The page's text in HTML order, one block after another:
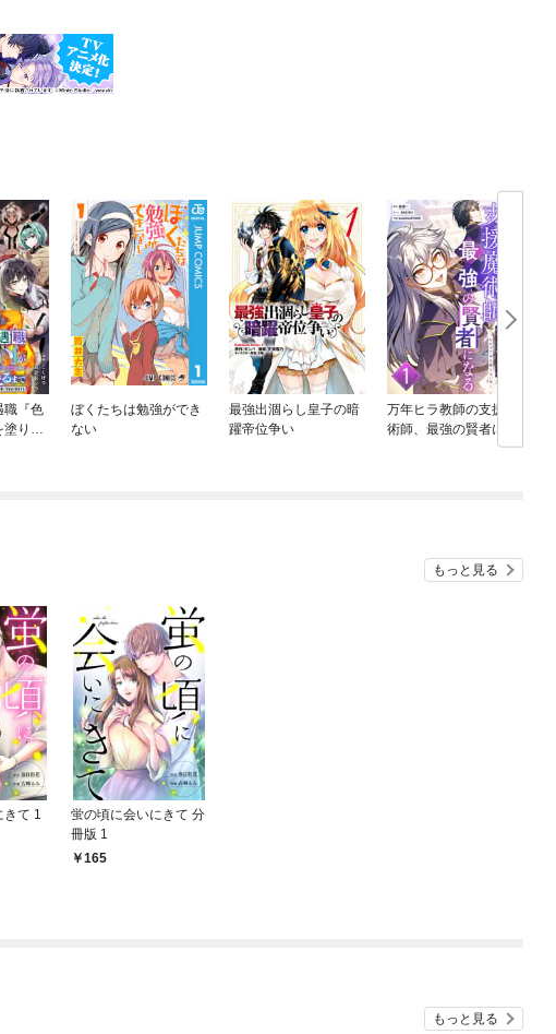
職『色
り替
ぼくたちは勉強ができ
ない
最強出涸らし皇子の暗
躍帝位争い
万年ヒラ教師の支援魔
術師、最強の賢者にな
る～不人気の支援魔術
もっと見る
きて 1
蛍の頃に会いにきて 分
冊版 1
165
もっと見る